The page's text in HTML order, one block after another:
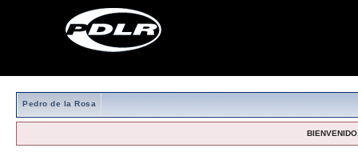
Pedro de la Rosa